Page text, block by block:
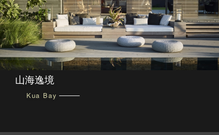
山海逸境
Kua Bay